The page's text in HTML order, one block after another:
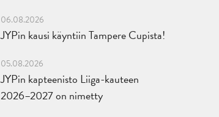
06.08.2026
JYPin kausi käyntiin Tampere Cupista!
05.08.2026
JYPin kapteenisto Liiga-kauteen
2026–2027 on nimetty